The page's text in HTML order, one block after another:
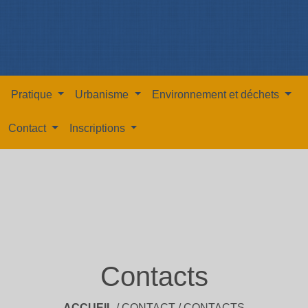
Pratique Urbanisme Environnement et déchets
Contact Inscriptions
Contacts